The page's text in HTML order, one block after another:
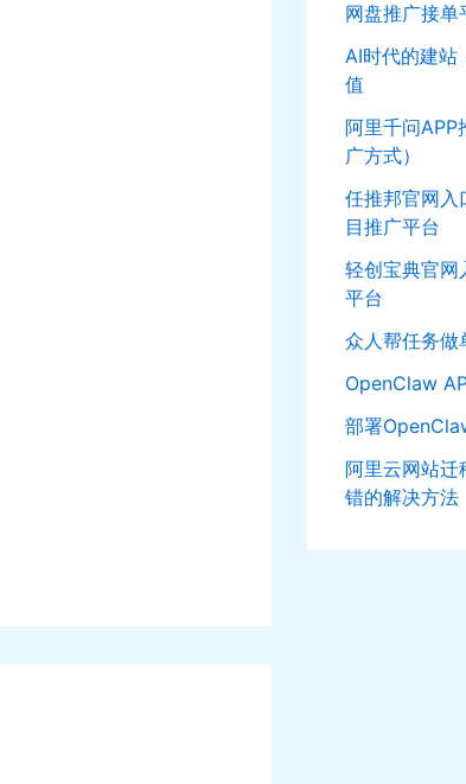
网盘推广接单
AI时代的建站
值
阿里千问APP
广方式）
任推邦官网入
目推广平台
轻创宝典官网
平台
众人帮任务做
OpenClaw
部署
阿里云网站迁
错的解决方法